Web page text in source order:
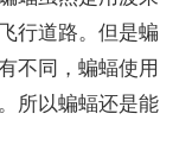
行道路。但是蝙
不同，蝙蝠使用
所以蝙蝠还是能